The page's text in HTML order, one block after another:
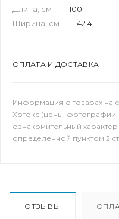
Длина, см — 100
Ширина, см — 42.4
ОПЛАТА И ДОСТАВКА
Информация о товарах на
Хотокс (цены, фотографии,
ознакомительный
определенной пунктом 2
ОТЗЫВЫ